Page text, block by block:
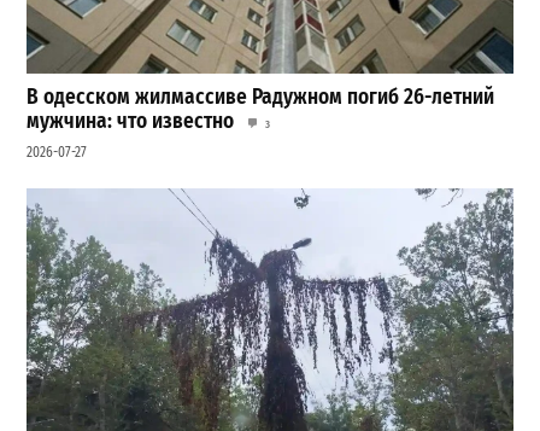
В одесском жилмассиве Радужном погиб 26-летний
мужчина: что известно
3
2026-07-27